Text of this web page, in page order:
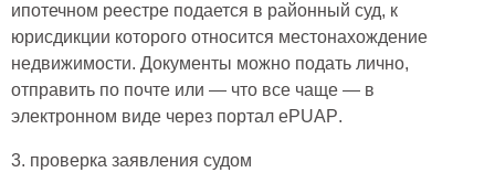
ипотечном реестре подается в районный суд, к
юрисдикции которого относится местонахождение
недвижимости. Документы можно подать лично,
отправить по почте или — что все чаще — в
электронном виде через портал ePUAP.
3. проверка заявления судом